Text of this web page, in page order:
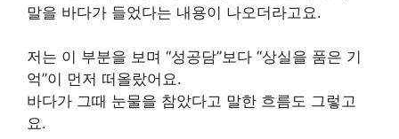
말을 바다가 들었다는 내용이 나오더라고요.
저는 이 부분을 보며 “성공담”보다 “상실을 품은 기
억”이 먼저 떠올랐어요.
바다가 그때 눈물을 참았다고 말한 흐름도 그렇고
요.